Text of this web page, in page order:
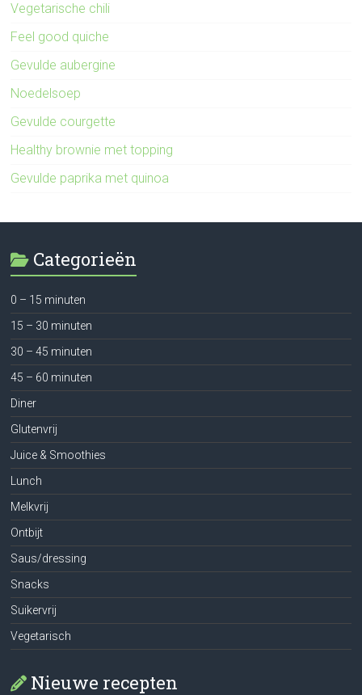
Vegetarische chili
Feel good quiche
Gevulde aubergine
Noedelsoep
Gevulde courgette
Healthy brownie met topping
Gevulde paprika met quinoa
Categorieën
0 – 15 minuten
15 – 30 minuten
30 – 45 minuten
45 – 60 minuten
Diner
Glutenvrij
Juice & Smoothies
Lunch
Melkvrij
Ontbijt
Saus/dressing
Snacks
Suikervrij
Vegetarisch
Nieuwe recepten